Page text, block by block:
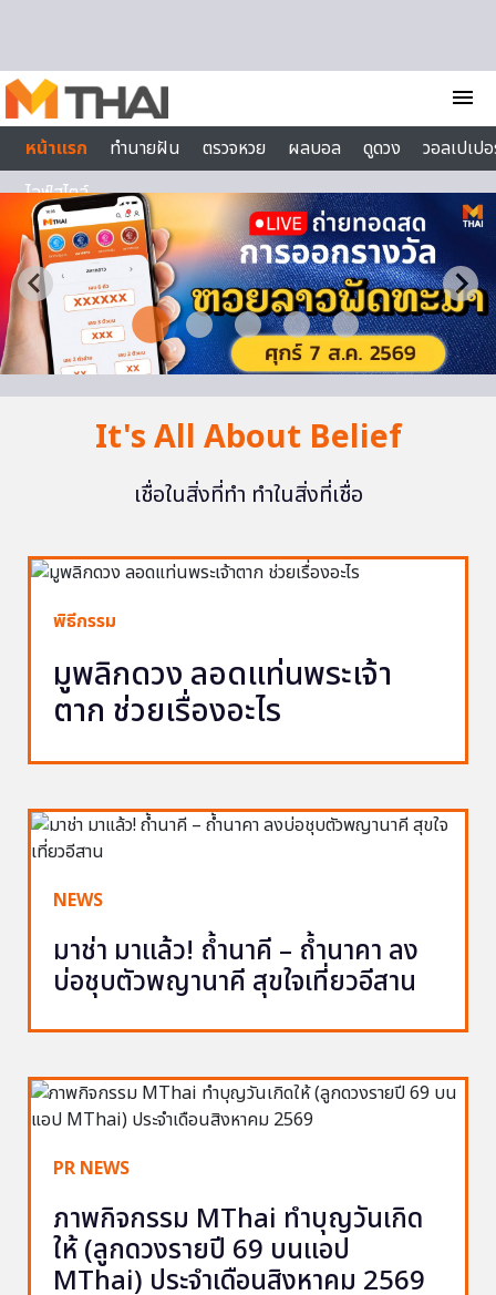
menu
หน้าแรก
ทำนายฝัน ตรวจหวย ผลบอล ดูดวง
วอลเปเป
ไลฟ์สไตล์
It's All About Belief
เชื่อในสิ่งที่ทำ ทำในสิ่งที่เชื่อ
พิธีกรรม
มูพลิกดวง ลอดแท่นพระเจ้า
ตาก ช่วยเรื่องอะไร
NEWS
มาช่า มาแล้ว! ถ้ำนาคี – ถ้ำนาคา ลง
บ่อชุบตัวพญานาคี สุขใจเที่ยวอีสาน
PR NEWS
ภาพกิจกรรม MThai ทำบุญวันเกิด
ให้ (ลูกดวงรายปี 69 บนแอป
MThai) ประจำเดือนสิงหาคม 2569